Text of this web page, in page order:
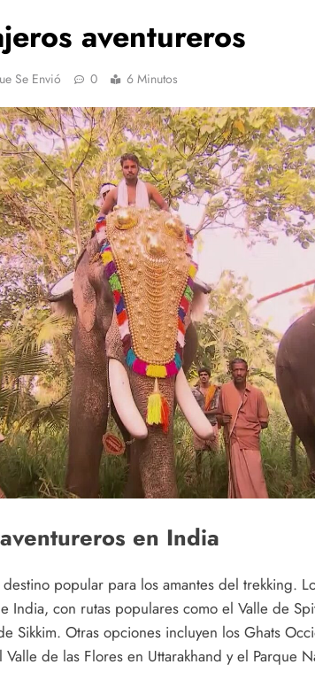
aventureros
Se Envió 0 6 Minutos
en India
popular para los amantes del trekking.
India, con rutas populares como el Valle de
Sikkim. Otras opciones incluyen los Ghats
de las Flores en Uttarakhand y el Parque